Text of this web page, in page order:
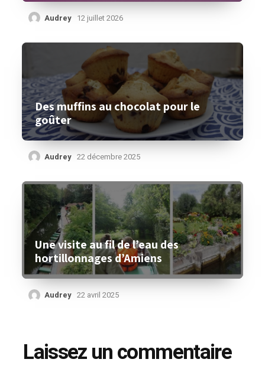
Audrey 12 juillet 2026
Des muffins au chocolat pour le
goûter
Audrey 22 décembre 2025
Une visite au fil de l’eau des
hortillonnages d’Amiens
Audrey 22 avril 2025
Laissez un commentaire